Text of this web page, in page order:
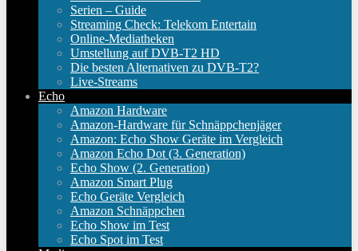
Serien – Guide
Streaming Check: Telekom Entertain
Online-Mediatheken
Umstellung auf DVB-T2 HD
Die besten Alternativen zu DVB-T2?
Live-Streams
Echo
Amazon Hardware
Amazon-Hardware für Schnäppchenjäger
Amazon: Echo Show Geräte im Vergleich
Amazon Echo Dot (3. Generation)
Echo Show (2. Generation)
Amazon Smart Plug
Echo Geräte Vergleich
Amazon Schnäppchen
Echo Show im Test
Echo Spot im Test